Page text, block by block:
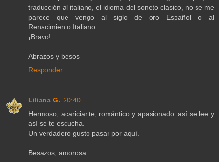
traducción al italiano, el idioma del soneto clasico, no se me
parece que vengo al siglo de oro Español o al
Renacimiento Italiano.
¡Bravo!
Abrazos y besos
Responder
Liliana G. 20:40
Hermoso, acariciante, romántico y apasionado, así se lee y
así se te escucha.
Un verdadero gusto pasar por aquí.
Besazos, amorosa.